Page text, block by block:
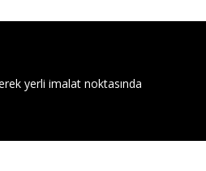
yerli imalat noktasında